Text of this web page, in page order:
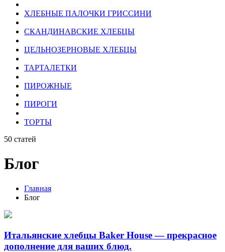
ХЛЕБНЫЕ ПАЛОЧКИ ГРИССИНИ
СКАНДИНАВСКИЕ ХЛЕБЦЫ
ЦЕЛЬНОЗЕРНОВЫЕ ХЛЕБЦЫ
ТАРТАЛЕТКИ
ПИРОЖНЫЕ
ПИРОГИ
ТОРТЫ
50 статей
Блог
Главная
Блог
Итальянские хлебцы Baker House — прекрасное
дополнение для ваших блюд.